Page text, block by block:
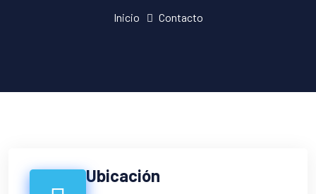
Inicio Contacto
Ubicación